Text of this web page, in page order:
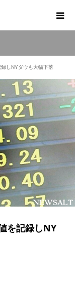
しNYダウも大幅下落
を記録しNY